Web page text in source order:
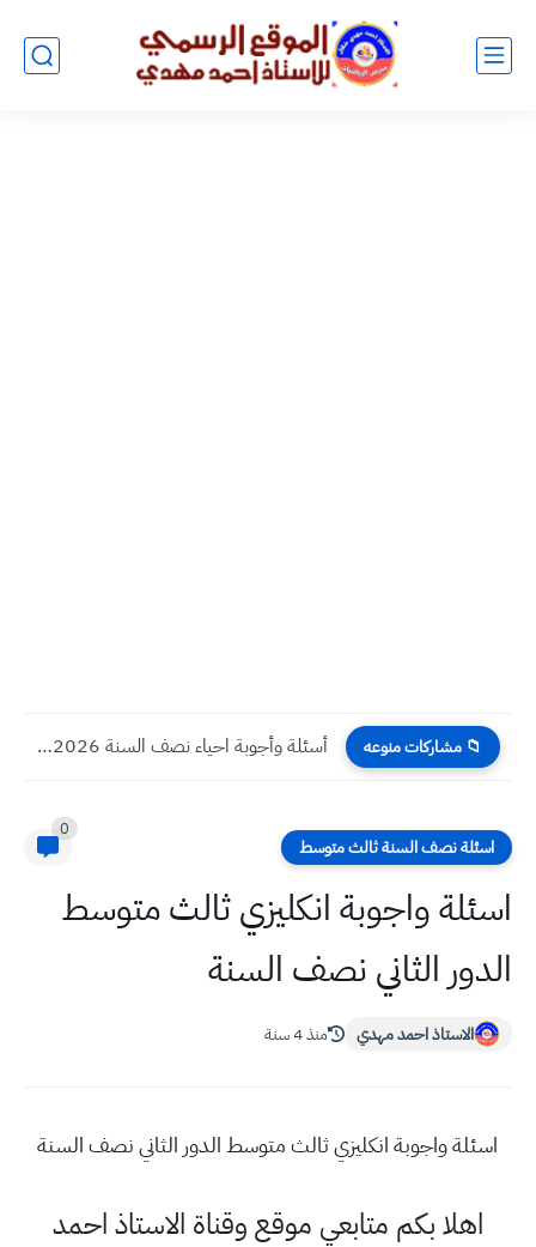
📁 مشاركات منوعه أسئلة وأجوبة احياء نصف السنة 2026 للصف خامس علمي مع...
اسئلة نصف السنة ثالث متوسط
0
اسئلة واجوبة انكليزي ثالث متوسط
الدور الثاني نصف السنة
الاستاذ احمد مهدي منذ 4 سنة
اسئلة واجوبة انكليزي ثالث متوسط الدور الثاني نصف السنة
اهلا بكم متابعي موقع وقناة الاستاذ احمد